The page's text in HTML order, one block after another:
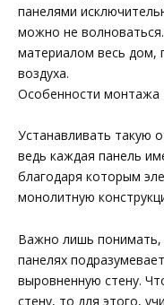
панелями
можно не
материалом весь дом,
воздуха.
Особенности монтажа
Устанавливать такую
ведь каждая панель
благодаря которым
монолитную
Важно лишь понимать,
панелях
выровненную стену.
стену, то для этого,